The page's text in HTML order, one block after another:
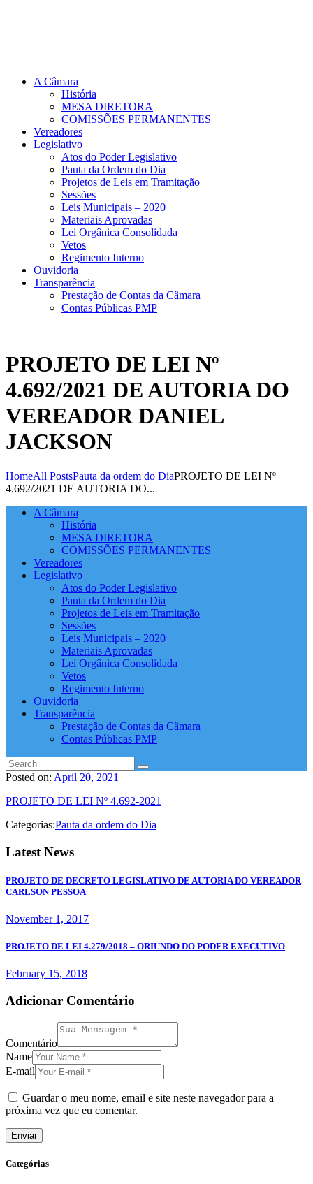
A Câmara
História
MESA DIRETORA
COMISSÕES PERMANENTES
Vereadores
Legislativo
Atos do Poder Legislativo
Pauta da Ordem do Dia
Projetos de Leis em Tramitação
Sessões
Leis Municipais – 2020
Materiais Aprovadas
Lei Orgânica Consolidada
Vetos
Regimento Interno
Ouvidoria
Transparência
Prestação de Contas da Câmara
Contas Públicas PMP
PROJETO DE LEI Nº
4.692/2021 DE AUTORIA DO
VEREADOR DANIEL
JACKSON
HomeAll PostsPauta da ordem do DiaPROJETO DE LEI Nº
4.692/2021 DE AUTORIA DO...
A Câmara
História
MESA DIRETORA
COMISSÕES PERMANENTES
Vereadores
Legislativo
Atos do Poder Legislativo
Pauta da Ordem do Dia
Projetos de Leis em Tramitação
Sessões
Leis Municipais – 2020
Materiais Aprovadas
Lei Orgânica Consolidada
Vetos
Regimento Interno
Ouvidoria
Transparência
Prestação de Contas da Câmara
Contas Públicas PMP
Posted on: April 20, 2021
PROJETO DE LEI Nº 4.692-2021
Categorias:Pauta da ordem do Dia
Latest News
PROJETO DE DECRETO LEGISLATIVO DE AUTORIA DO VEREADOR
CARLSON PESSOA
November 1, 2017
PROJETO DE LEI 4.279/2018 – ORIUNDO DO PODER EXECUTIVO
February 15, 2018
Adicionar Comentário
Comentário
Name
E-mail
Guardar o meu nome, email e site neste navegador para a
próxima vez que eu comentar.
Categórias